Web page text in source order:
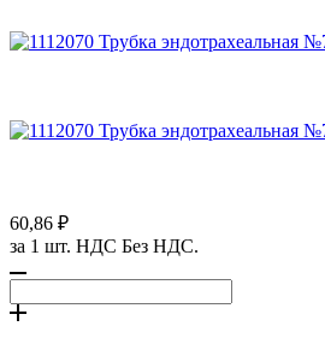
60,86 ₽
за 1 шт. НДС Без НДС.